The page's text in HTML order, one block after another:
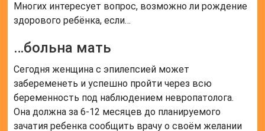
Многих интересует вопрос, возможно ли рождение
здорового ребёнка, если…
…больна мать
Сегодня женщина с эпилепсией может
забеременеть и успешно пройти через всю
беременность под наблюдением невропатолога.
Она должна за 6-12 месяцев до планируемого
зачатия ребенка сообщить врачу о своём желании